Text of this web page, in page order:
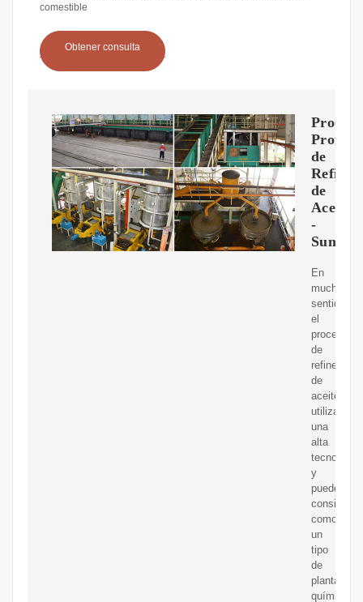
comestible
Obtener consulta
Proceso
de
de
Aceite
-
En
muchos
sentidos,
el
proceso
de
refinería
de
aceite
utiliza
una
alta
tecnología
y
puede
como
un
tipo
de
planta
química.